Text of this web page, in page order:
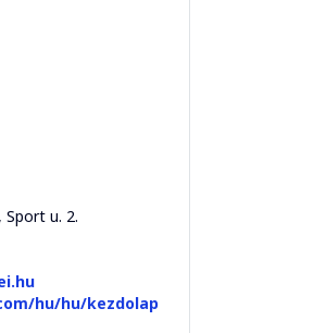
Sport u. 2.
hu/hu/kezdolap